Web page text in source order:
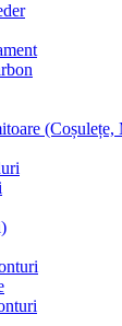
(Coșulețe,